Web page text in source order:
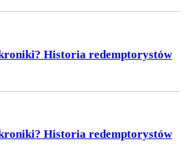
Historia redemptorystów
Historia redemptorystów